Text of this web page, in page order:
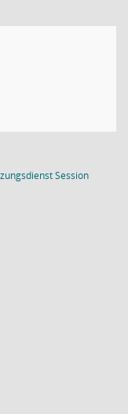
Session(Wird in